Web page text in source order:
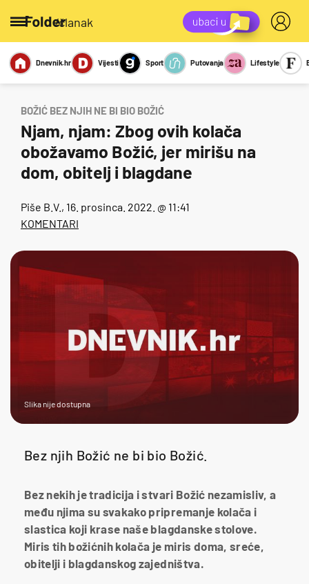
/članak
Miks Kviz
Report
Sexy
Dnevnik.hr Vijesti Sport Putovanja Lifestyle
BOŽIĆ BEZ NJIH NE BI BIO BOŽIĆ
Njam, njam: Zbog ovih kolača
obožavamo Božić, jer mirišu na
dom, obitelj i blagdane
Piše B.V. , 16. prosinca. 2022. @ 11:41
KOMENTARI
Slika nije dostupna
Bez njih Božić ne bi bio Božić.
Bez nekih je tradicija i stvari Božić nezamisliv, a
među njima su svakako pripremanje kolača i
slastica koji krase naše blagdanske stolove.
Miris tih božićnih kolača je miris doma, sreće,
obitelji i blagdanskog zajedništva.